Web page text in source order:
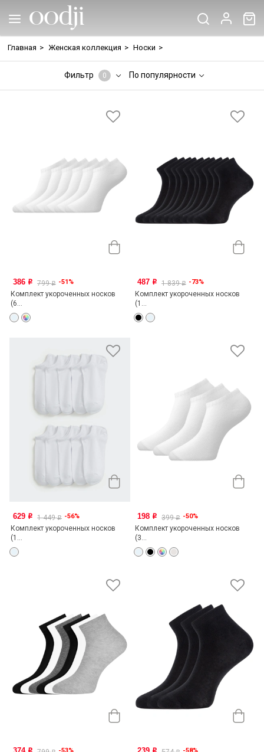
Главная > Женская коллекция > Носки >
Фильтр 0 По популярности
386 o 799o -51%
Комплект укороченных носков
(6...
487 o 1 839o -73%
Комплект укороченных носков
(1...
629 o 1 449o -56%
Комплект укороченных носков
(1...
198 o 399o -50%
Комплект укороченных носков
(3...